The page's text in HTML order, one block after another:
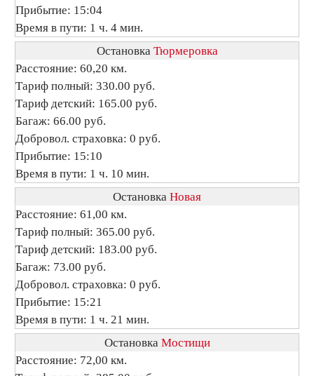
Прибытие: 15:04
Время в пути: 1 ч. 4 мин.
Остановка Тюрмеровка
Расстояние: 60,20 км.
Тариф полный: 330.00 руб.
Тариф детский: 165.00 руб.
Багаж: 66.00 руб.
Добровол. страховка: 0 руб.
Прибытие: 15:10
Время в пути: 1 ч. 10 мин.
Остановка Новая
Расстояние: 61,00 км.
Тариф полный: 365.00 руб.
Тариф детский: 183.00 руб.
Багаж: 73.00 руб.
Добровол. страховка: 0 руб.
Прибытие: 15:21
Время в пути: 1 ч. 21 мин.
Остановка Мостищи
Расстояние: 72,00 км.